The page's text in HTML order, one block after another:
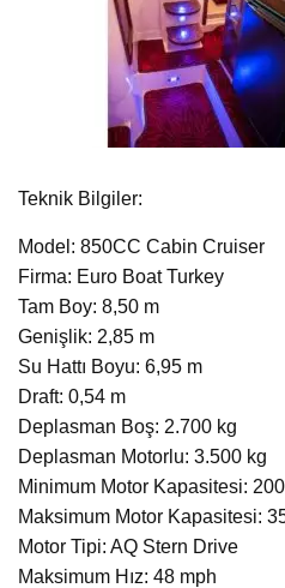
Teknik Bilgiler:
Model: 850CC Cabin Cruiser
Firma: Euro Boat Turkey
Tam Boy: 8,50 m
Genişlik: 2,85 m
Su Hattı Boyu: 6,95 m
Draft: 0,54 m
Deplasman Boş: 2.700 kg
Deplasman Motorlu: 3.500 kg
Minimum Motor Kapasitesi:
Maksimum Motor Kapasitesi:
Motor Tipi: AQ Stern Drive
Maksimum Hız: 48 mph